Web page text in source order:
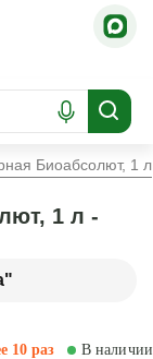
Биоабсолют, 1 л
1 л -
10 раз В наличии